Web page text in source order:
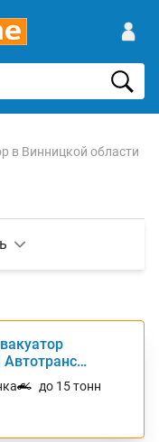
в Винницкой области
до 15 тонн